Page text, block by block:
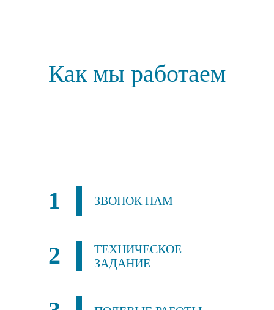
Как мы работаем
1 ЗВОНОК НАМ
2
ТЕХНИЧЕСКОЕ
ЗАДАНИЕ